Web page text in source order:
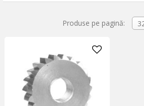
Produse pe pagină: